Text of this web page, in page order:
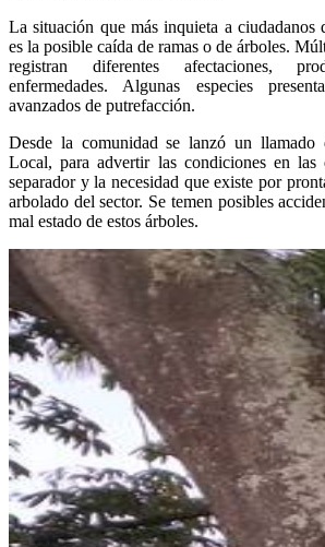
La situación que más inquieta a ciudadanos
es la posible caída de ramas o de árboles.
registran diferentes afectaciones,
enfermedades. Algunas especies
avanzados de putrefacción.
Desde la comunidad se lanzó un llamado
Local, para advertir las condiciones en las
separador y la necesidad que existe por
arbolado del sector. Se temen posibles
mal estado de estos árboles.